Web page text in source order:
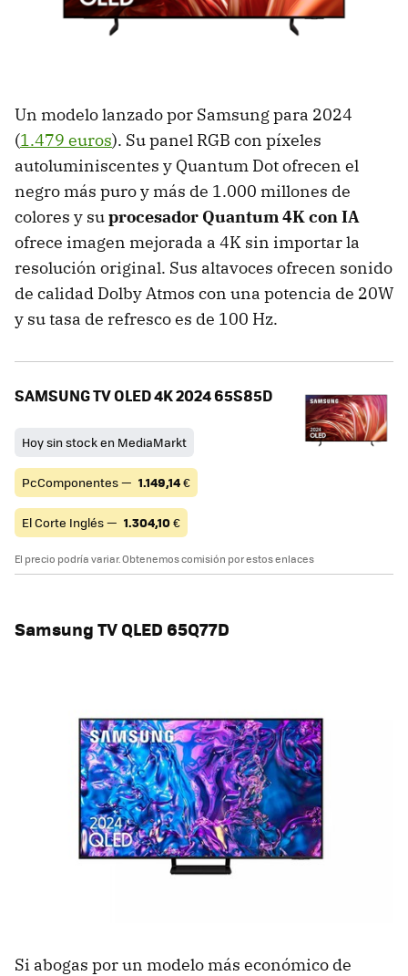
Un modelo lanzado por Samsung para 2024
(1.479 euros). Su panel RGB con píxeles
autoluminiscentes y Quantum Dot ofrecen el
negro más puro y más de 1.000 millones de
colores y suprocesador Quantum 4K con IA
ofrece imagen mejorada a 4K sin importar la
resolución original. Sus altavoces ofrecen sonido
de calidad Dolby Atmos con una potencia de 20W
y su tasa de refresco es de 100 Hz.
SAMSUNG TV OLED 4K 2024 65S85D
Hoy sin stock en MediaMarkt
PcComponentes — 1.149,14€
El Corte Inglés — 1.304,10€
El precio podría variar. Obtenemos comisión por estos enlaces
Samsung TV QLED 65Q77D
Si abogas por un modelo más económico de